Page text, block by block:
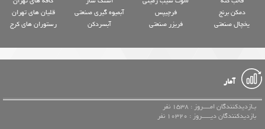
دمکن برنج
یخچال صنعتی
فرچیپس
فریزر صنعتی
آبمیوه گیری صنعتی
آبسردکن
قلیان های تهران
رستوران های کرج
آمار
بـازدیدکنندگان امــــروز : 1538 نفر
بازدیدکنندگان دیـــــروز : 10320 نفر